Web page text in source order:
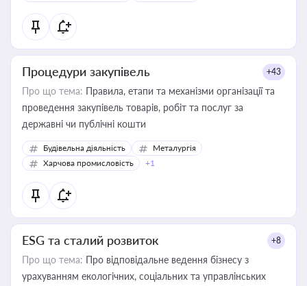
Процедури закупівель +43
Про що тема: Правила, етапи та механізми організації та
проведення закупівель товарів, робіт та послуг за
державні чи публічні кошти
Будівельна діяльність
Металургія
Харчова промисловість
+1
ESG та сталий розвиток +8
Про що тема: Про відповідальне ведення бізнесу з
урахуванням екологічних, соціальних та управлінських